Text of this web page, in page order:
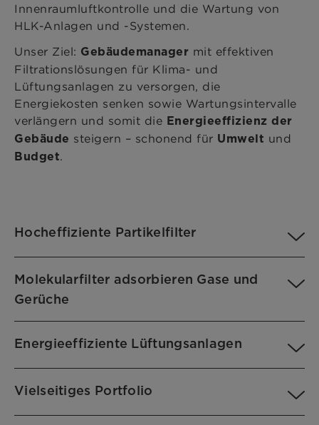
Innenraumluftkontrolle und die Wartung von
HLK-Anlagen und -Systemen.
Unser Ziel: Gebäudemanager mit effektiven
Filtrationslösungen für Klima- und
Lüftungsanlagen zu versorgen, die
Energiekosten senken sowie Wartungsintervalle
verlängern und somit die Energieeffizienz der
Gebäude steigern – schonend für Umwelt und
Budget.
Hocheffiziente Partikelfilter
Molekularfilter adsorbieren Gase und
Gerüche
Energieeffiziente Lüftungsanlagen
Vielseitiges Portfolio